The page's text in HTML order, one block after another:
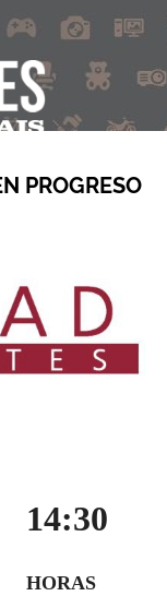
PROGRESO
14:30
HORAS